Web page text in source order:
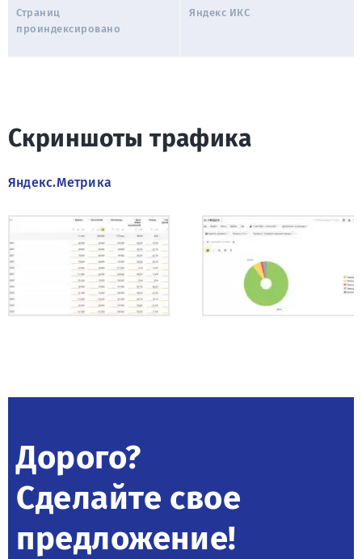
Страниц
проиндексировано
Яндекс ИКС
Скриншоты трафика
Яндекс.Метрика
Дорого?
Сделайте свое
предложение!